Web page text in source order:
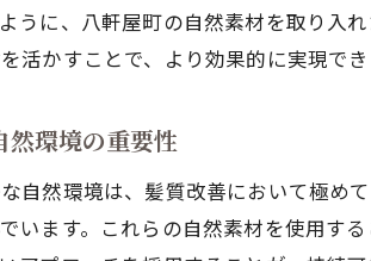
島根県
美しさ
髪質改善で
八軒屋
うに、八軒屋町の自然素材を取り入
活かすことで、より効果的に実現でき
然環境の重要性
自然環境は、髪質改善において極め
います。これらの自然素材を使用す